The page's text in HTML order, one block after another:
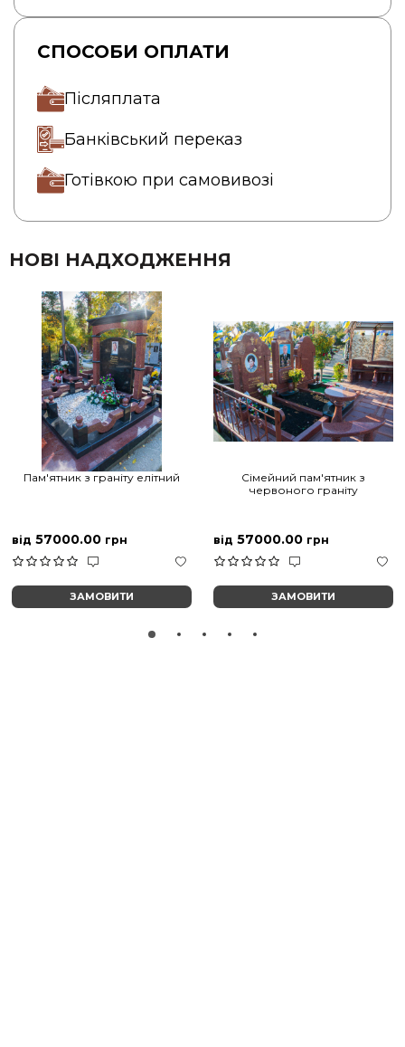
СПОСОБИ ОПЛАТИ
Післяплата
Банківський переказ
Готівкою при самовивозі
НОВІ НАДХОДЖЕННЯ
Пам'ятник з граніту елітний
від 57000.00 грн
ЗАМОВИТИ
Сімейний пам'ятник з
червоного граніту
від 57000.00 грн
ЗАМОВИТИ